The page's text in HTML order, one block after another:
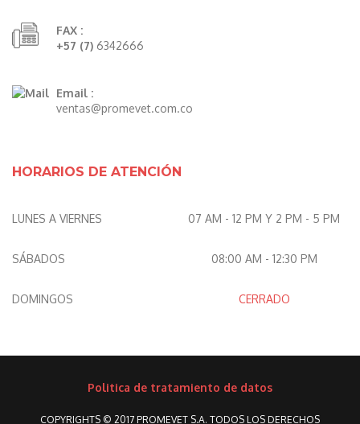
FAX :
+57 (7) 6342666
Email :
ventas@promevet.com.co
HORARIOS DE ATENCIÓN
LUNES A VIERNES 07 AM - 12 PM Y 2 PM - 5 PM
SÁBADOS 08:00 AM - 12:30 PM
DOMINGOS CERRADO
Politica de tratamiento de datos
COPYRIGHTS © 2017 PROMEVET S.A. TODOS LOS DERECHOS